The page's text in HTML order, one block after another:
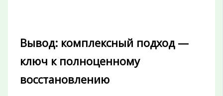
Вывод: комплексный подход —
ключ к полноценному
восстановлению